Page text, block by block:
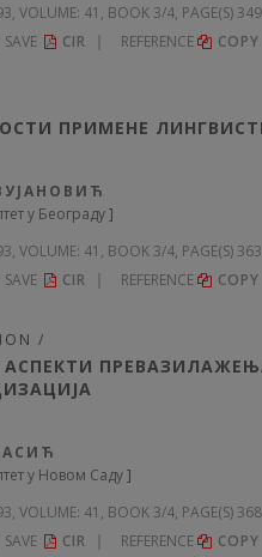
VOLUME: 41 , BOOK 3/4, PAGE(S)
SAVE CIR REFERENCE COPY
ПРИМЕНЕ
у Београду]
VOLUME: 41 , BOOK 3/4, PAGE(S)
SAVE CIR REFERENCE COPY
/
АСПЕКТИ
у Новом Саду]
VOLUME: 41 , BOOK 3/4, PAGE(S)
SAVE CIR REFERENCE COPY